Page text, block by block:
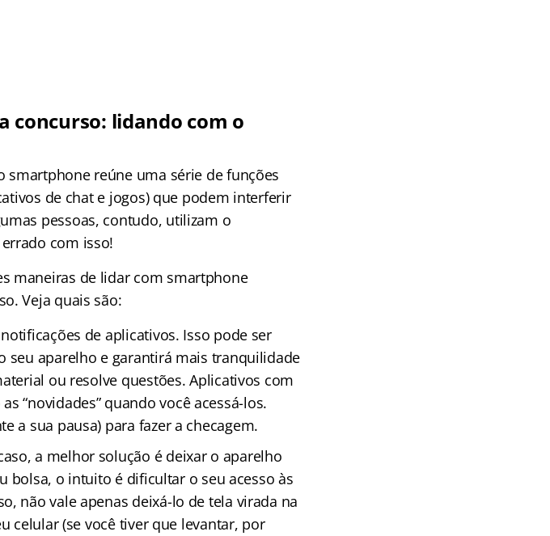
concurso: lidando com o
smartphone reúne uma série de funções
de chat e jogos) que podem interferir
pessoas, contudo, utilizam o
com isso!
maneiras de lidar com smartphone
Veja quais são:
de aplicativos. Isso pode ser
seu aparelho e garantirá mais tranquilidade
ou resolve questões. Aplicativos com
“novidades” quando você acessá-los.
a sua pausa) para fazer a checagem.
a melhor solução é deixar o aparelho
bolsa, o intuito é dificultar o seu acesso às
não vale apenas deixá-lo de tela virada na
celular (se você tiver que levantar, por